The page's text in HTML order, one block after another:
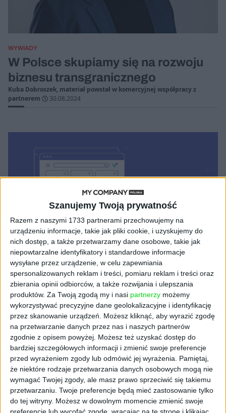
Szanujemy Twoją prywatność
Razem z naszymi 1733 partnerami przechowujemy na
urządzeniu informacje, takie jak pliki cookie, i uzyskujemy do
nich dostęp, a także przetwarzamy dane osobowe, takie jak
niepowtarzalne identyfikatory i standardowe informacje
wysyłane przez urządzenie, w celu zapewniania
spersonalizowanych reklam i treści, pomiaru reklam i treści oraz
zbierania opinii odbiorców, a także rozwijania i ulepszania
produktów. Za Twoją zgodą my i nasi partnerzy możemy
wykorzystywać precyzyjne dane geolokalizacyjne i identyfikację
przez skanowanie urządzeń. Możesz kliknąć, aby wyrazić zgodę
na przetwarzanie danych przez nas i naszych partnerów
zgodnie z opisem powyżej. Możesz też uzyskać dostęp do
bardziej szczegółowych informacji i zmienić swoje preferencje
przed wyrażeniem zgody lub odmówić jej wyrażenia.
Pamiętaj,
że niektóre rodzaje przetwarzania danych osobowych mogą nie
wymagać Twojej zgody, ale masz prawo sprzeciwić się takiemu
przetwarzaniu. Twoje preferencje będą mieć zastosowanie tylko
do tej witryny. Możesz w dowolnym momencie zmienić swoje
WYWIADY
W Polsce skupiamy się na rozwoju
biznesu transgranicznego
Kuba Dobroszek, materiał powstał w komercyjnej współpracy z
partnerem
30.08.2024
TYLKO U NAS
Efi Dahan, PayPal: Jak utrzymać
klientów pozyskanych w procesie
międzynarodowej ekspansji
Igor Blukowski (oprac.) 28.12.2023